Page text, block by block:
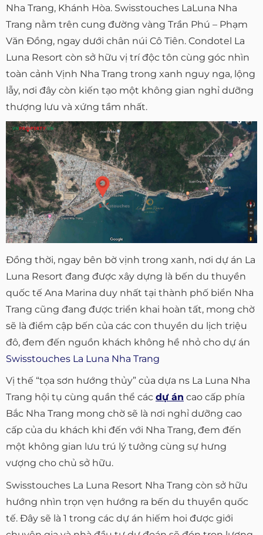
Nha Trang, Khánh Hòa. Swisstouches LaLuna Nha
Trang nằm trên cung đường vàng Trần Phú – Phạm
Văn Đồng, ngay dưới chân núi Cô Tiên. Condotel La
Luna Resort còn sở hữu vị trí độc tôn cùng góc nhìn
toàn cảnh Vịnh Nha Trang trong xanh nguy nga, lộng
lẫy, nơi đây còn kiến tạo một không gian nghỉ dưỡng
thượng lưu và xứng tầm nhất.
Đồng thời, ngay bên bờ vịnh trong xanh, nơi dự án La
Luna Resort đang được xây dựng là bến du thuyền
quốc tế Ana Marina duy nhất tại thành phố biển Nha
Trang cũng đang được triển khai hoàn tất, mong chờ
sẽ là điểm cập bến của các con thuyền du lịch triệu
đô, đem đến nguồn khách không hề nhỏ cho dự án
Swisstouches La Luna Nha Trang
Vị thế “tọa sơn hướng thủy” của dựa ns La Luna Nha
Trang hội tụ cùng quần thể các dự án cao cấp phía
Bắc Nha Trang mong chờ sẽ là nơi nghỉ dưỡng cao
cấp của du khách khi đến với Nha Trang, đem đến
một không gian lưu trú lý tưởng cùng sự hưng
vượng cho chủ sở hữu.
Swisstouches La Luna Resort Nha Trang còn sở hữu
hướng nhìn trọn vẹn hướng ra bến du thuyền quốc
tế. Đây sẽ là 1 trong các dự án hiếm hoi được giới